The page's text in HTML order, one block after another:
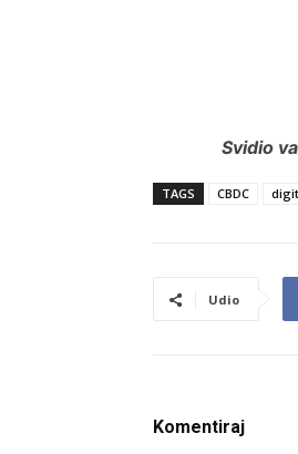
Svidio
TAGS CBDC
Udio
Komentiraj